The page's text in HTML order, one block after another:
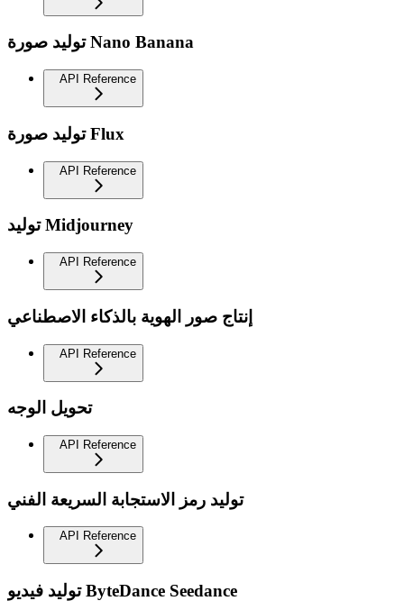
توليد صورة Nano Banana
API Reference
توليد صورة Flux
API Reference
توليد Midjourney
API Reference
إنتاج صور الهوية بالذكاء الاصطناعي
API Reference
تحويل الوجه
API Reference
توليد رمز الاستجابة السريعة الفني
API Reference
توليد فيديو ByteDance Seedance